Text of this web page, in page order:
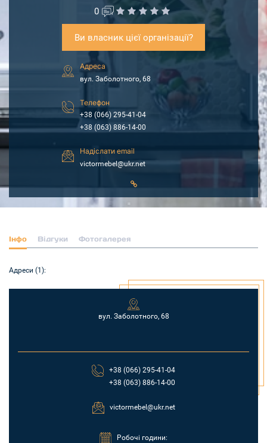
0
Ви власник цієї організації?
Адреса
вул. Заболотного, 68
Телефон
+38 (066) 295-41-04
+38 (063) 886-14-00
Надіслати email
victormebel@ukr.net
Інфо Відгуки Фотогалерея
Адреси (1):
вул. Заболотного, 68
+38 (066) 295-41-04
+38 (063) 886-14-00
victormebel@ukr.net
Робочі години: